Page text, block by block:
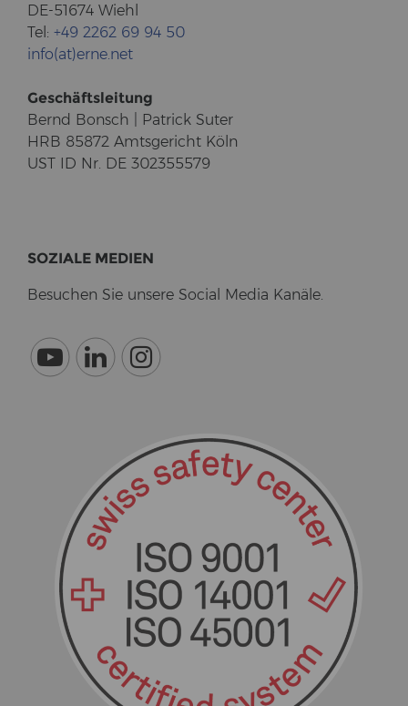
DE-51674 Wiehl
Tel: +49 2262 69 94 50
info(at)erne.net
Ge­schäfts­lei­tung
Bernd Bonsch | Pa­trick Suter
HRB 85872 Amts­ge­richt Köln
UST ID Nr. DE 302355579
SO­ZIA­LE ME­DI­EN
Be­su­chen Sie un­se­re So­cial Media Ka­nä­le.